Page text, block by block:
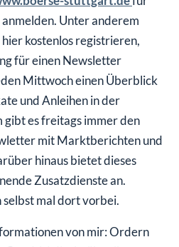
Unter anderem
hier kostenlos registrieren,
für einen Newsletter
Mittwoch einen Überblick
und Anleihen in der
es freitags immer den
mit Marktberichten und
hinaus bietet dieses
Zusatzdienste an.
selbst mal dort vorbei.
von mir: Ordern